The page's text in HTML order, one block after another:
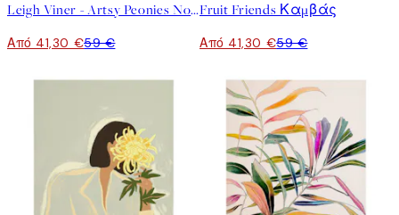
Leigh Viner - Artsy Peonies No1 Καμβάς
Από 41,30 €59 €
Fruit Friends Καμβάς
Από 41,30 €59 €